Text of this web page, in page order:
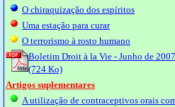
O chiraquização dos espíritos
Uma estação para curar
O terrorismo à rosto humano
Boletim Droit à la Vie - Junho de
(724 Ko)
Artigos suplementares
A utilização de contraceptivos orais